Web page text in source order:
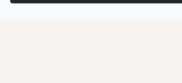
PŘIHLÁSIT SE